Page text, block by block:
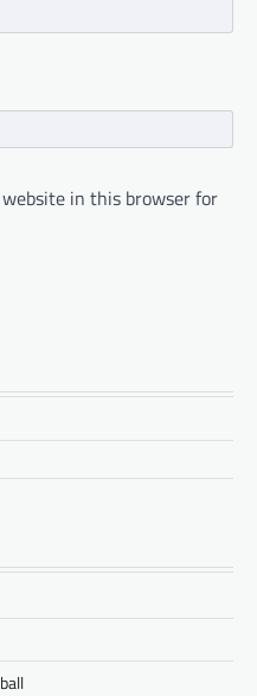
in this browser for